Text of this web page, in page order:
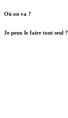
Où on va ?
Je peux le faire tout seul ?